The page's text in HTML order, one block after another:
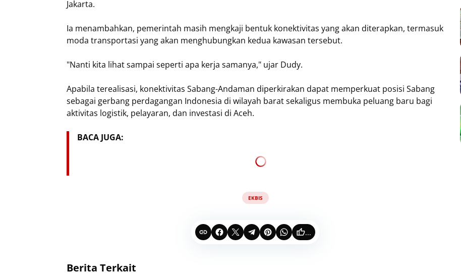
Jakarta.
Ia menambahkan, pemerintah masih mengkaji bentuk konektivitas yang akan diterapkan, termasuk
moda transportasi yang akan menghubungkan kedua kawasan tersebut.
"Nanti kita lihat sampai seperti apa kerja samanya," ujar Dudy.
Apabila terealisasi, konektivitas Sabang-Andaman diperkirakan dapat memperkuat posisi Sabang
sebagai gerbang perdagangan Indonesia di wilayah barat sekaligus membuka peluang baru bagi
aktivitas logistik, pelayaran, dan investasi di Aceh.
BACA JUGA:
EKBIS
...
Berita Terkait